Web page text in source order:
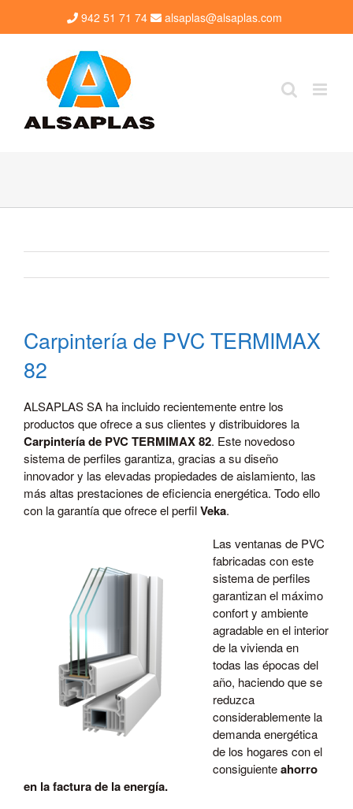
942 51 71 74 alsaplas@alsaplas.com
Carpintería de PVC TERMIMAX
82
ALSAPLAS SA ha incluido recientemente entre los
productos que ofrece a sus clientes y distribuidores la
Carpintería de PVC TERMIMAX 82. Este novedoso
sistema de perfiles garantiza, gracias a su diseño
innovador y las elevadas propiedades de aislamiento, las
más altas prestaciones de eficiencia energética. Todo ello
con la garantía que ofrece el perfilVeka.
Las ventanas de PVC
fabricadas con este
sistema de perfiles
garantizan el máximo
confort y ambiente
agradable en el interior
de la vivienda en
todas las épocas del
año, haciendo que se
reduzca
considerablemente la
demanda energética
de los hogares con el
consiguienteahorro
en la factura de la energía.